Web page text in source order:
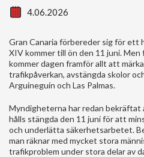
4.06.2026
Gran Canaria förbereder sig för ett
XIV kommer till ön den 11 juni.
kommer dagen framför allt att
trafikpåverkan, avstängda skolor
Arguineguín och Las Palmas.
Myndigheterna har redan bekräftat
hålls stängda den 11 juni för att
och underlätta säkerhetsarbetet.
man räknar med mycket stora
trafikproblem under stora delar av